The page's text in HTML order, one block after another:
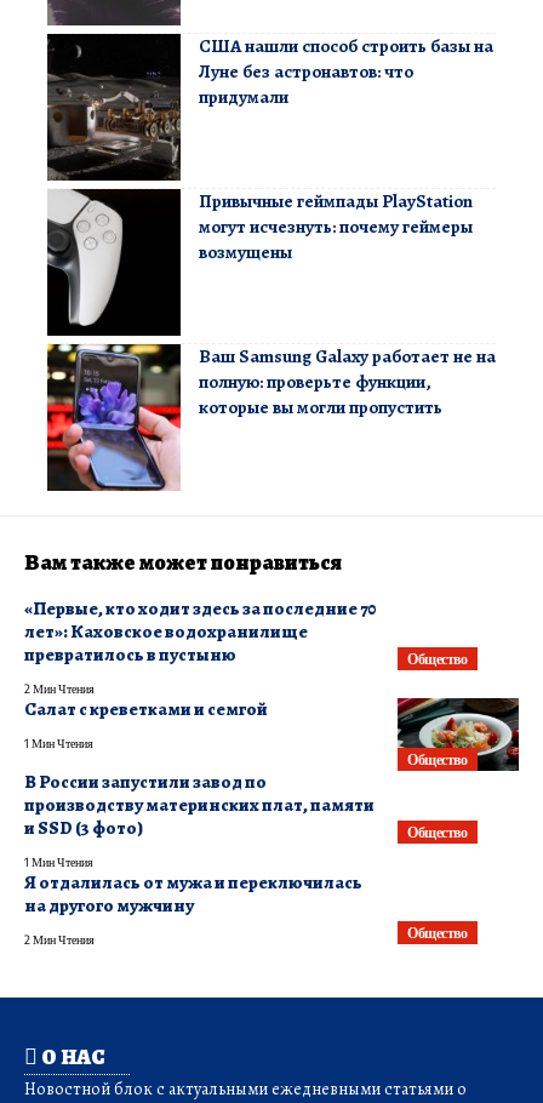
США нашли способ строить базы на
Луне без астронавтов: что
придумали
Привычные геймпады PlayStation
могут исчезнуть: почему геймеры
возмущены
Ваш Samsung Galaxy работает не на
полную: проверьте функции,
которые вы могли пропустить
Вам также может понравиться
Общество
«Первые, кто ходит здесь за последние 70
лет»: Каховское водохранилище
превратилось в пустыню
2 Мин Чтения
Общество
Салат с креветками и семгой
1 Мин Чтения
Общество
В России запустили завод по
производству материнских плат, памяти
и SSD (3 фото)
1 Мин Чтения
Общество
Я отдалилась от мужа и переключилась
на другого мужчину
2 Мин Чтения
О НАС
Новостной блок с актуальными ежедневными статьями о